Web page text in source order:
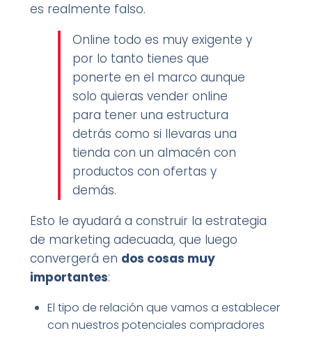
es realmente falso.
Online todo es muy exigente y
por lo tanto tienes que
ponerte en el marco aunque
solo quieras vender online
para tener una estructura
detrás como si llevaras una
tienda con un almacén con
productos con ofertas y
demás.
Esto le ayudará a construir la estrategia
de marketing adecuada, que luego
convergerá en dos cosas muy
importantes:
El tipo de relación que vamos a establecer
con nuestros potenciales compradores